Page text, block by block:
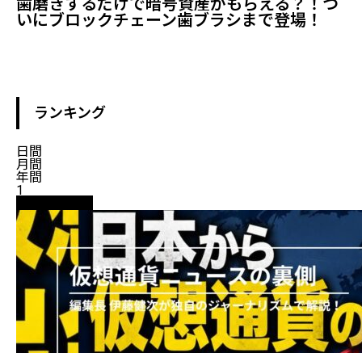
いにブロックチェーン歯ブラシまで登場！
ランキング
日間
月間
年間
1